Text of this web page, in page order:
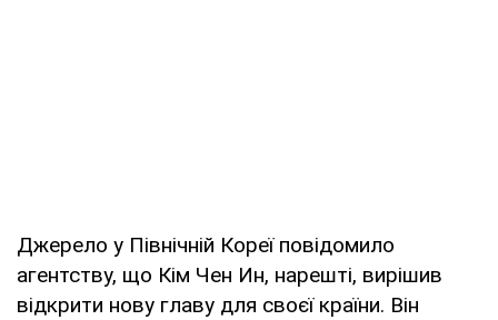
Джерело у Північній Кореї повідомило
агентству, що Кім Чен Ин, нарешті, вирішив
відкрити нову главу для своєї країни. Він